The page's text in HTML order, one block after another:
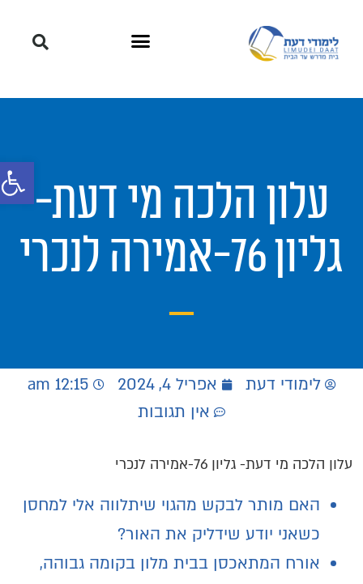
פתח
עלון הלכה מי דעת-
גליון 76-אמירה לנכרי
לימודי דעת אפריל 4, 2024
12:15 am
אין תגובות
עלון הלכה מי דעת- גליון 76-אמירה לנכרי
האם מותר לבקש מהגוי שיתלווה אלי למחסן
כשאני יודע שידליק את האור?
אורח המתאכסן בבית מלון בקומה גבוהה,